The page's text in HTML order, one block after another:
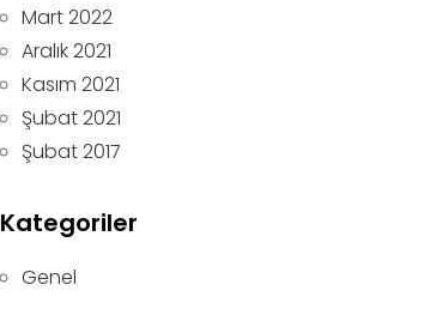
Mart 2022
Aralık 2021
Kasım 2021
Şubat 2021
Şubat 2017
Kategoriler
Genel